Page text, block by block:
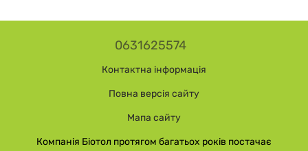
0631625574
Контактна інформація
Повна версія сайту
Мапа сайту
Компанія Біотол протягом багатьох років постачає